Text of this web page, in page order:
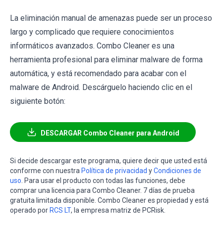
La eliminación manual de amenazas puede ser un proceso
largo y complicado que requiere conocimientos
informáticos avanzados. Combo Cleaner es una
herramienta profesional para eliminar malware de forma
automática, y está recomendado para acabar con el
malware de Android. Descárguelo haciendo clic en el
siguiente botón:
DESCARGAR Combo Cleaner para Android
Si decide descargar este programa, quiere decir que usted está
conforme con nuestra Política de privacidad yCondiciones de
uso . Para usar el producto con todas las funciones, debe
comprar una licencia para Combo Cleaner. 7 días de prueba
gratuita limitada disponible. Combo Cleaner es propiedad y está
operado por RCS LT, la empresa matriz de PCRisk.